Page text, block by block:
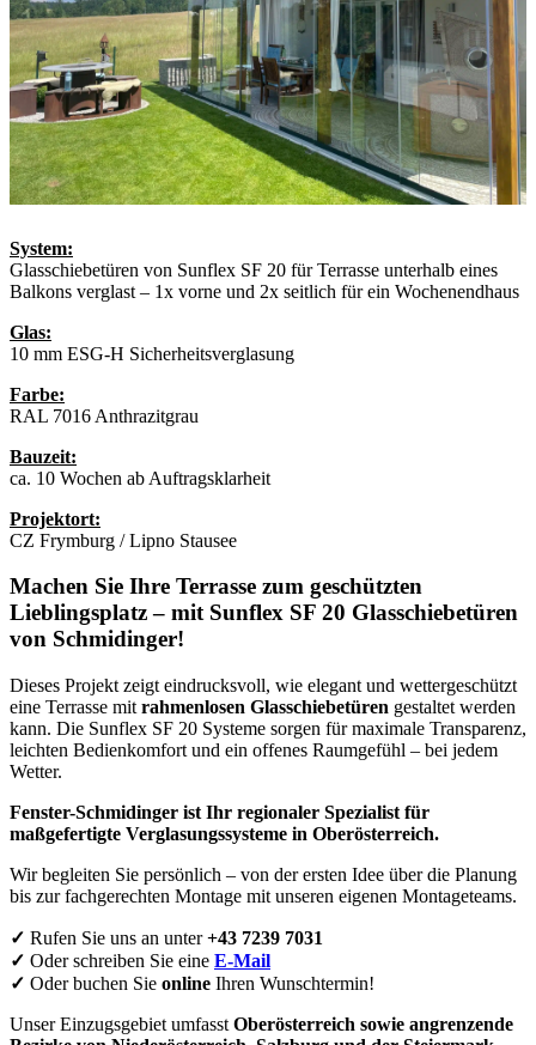
System:
Glasschiebetüren von Sunflex SF 20 für Terrasse unterhalb eines
Balkons verglast – 1x vorne und 2x seitlich für ein Wochenendhaus
Glas:
10 mm ESG-H Sicherheitsverglasung
Farbe:
RAL 7016 Anthrazitgrau
Bauzeit:
ca. 10 Wochen ab Auftragsklarheit
Projektort:
CZ Frymburg / Lipno Stausee
Machen Sie Ihre Terrasse zum geschützten
Lieblingsplatz – mit Sunflex SF 20 Glasschiebetüren
von Schmidinger!
Dieses Projekt zeigt eindrucksvoll, wie elegant und wettergeschützt
eine Terrasse mit rahmenlosen Glasschiebetüren gestaltet werden
kann. Die Sunflex SF 20 Systeme sorgen für maximale Transparenz,
leichten Bedienkomfort und ein offenes Raumgefühl – bei jedem
Wetter.
Fenster-Schmidinger ist Ihr regionaler Spezialist für
maßgefertigte Verglasungssysteme in Oberösterreich.
Wir begleiten Sie persönlich – von der ersten Idee über die Planung
bis zur fachgerechten Montage mit unseren eigenen Montageteams.
✓ Rufen Sie uns an unter+43 7239 7031
✓ Oder schreiben Sie eine E-Mail
✓ Oder buchen Sie online Ihren Wunschtermin!
Unser Einzugsgebiet umfasst Oberösterreich sowie angrenzende